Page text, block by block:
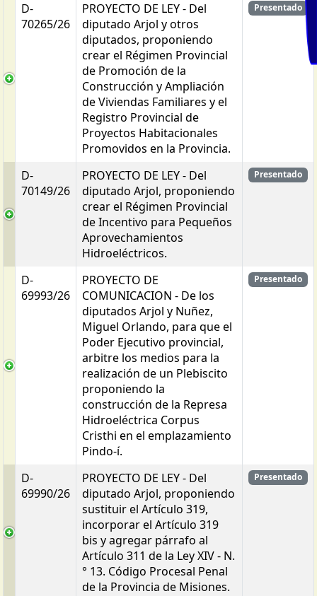
D-
70265/26
PROYECTO DE LEY - Del
diputado Arjol y otros
diputados, proponiendo
crear el Régimen Provincial
de Promoción de la
Construcción y Ampliación
de Viviendas Familiares y el
Registro Provincial de
Proyectos Habitacionales
Promovidos en la Provincia.
Presentado
D-
70149/26
PROYECTO DE LEY - Del
diputado Arjol, proponiendo
crear el Régimen Provincial
de Incentivo para Pequeños
Aprovechamientos
Hidroeléctricos.
Presentado
D-
69993/26
PROYECTO DE
COMUNICACION - De los
diputados Arjol y Nuñez,
Miguel Orlando, para que el
Poder Ejecutivo provincial,
arbitre los medios para la
realización de un Plebiscito
proponiendo la
construcción de la Represa
Hidroeléctrica Corpus
Cristhi en el emplazamiento
Pindo-í.
Presentado
D-
69990/26
PROYECTO DE LEY - Del
diputado Arjol, proponiendo
sustituir el Artículo 319,
incorporar el Artículo 319
bis y agregar párrafo al
Artículo 311 de la Ley XIV - N.
° 13. Código Procesal Penal
de la Provincia de Misiones.
Presentado